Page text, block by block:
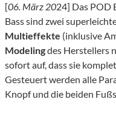
[06. März 2024] Das POD
Bass sind zwei
Multieffekte (inklusive
Modelingdes Herstellers
sofort auf, dass sie
Gesteuert werden alle
Knopf und die beiden